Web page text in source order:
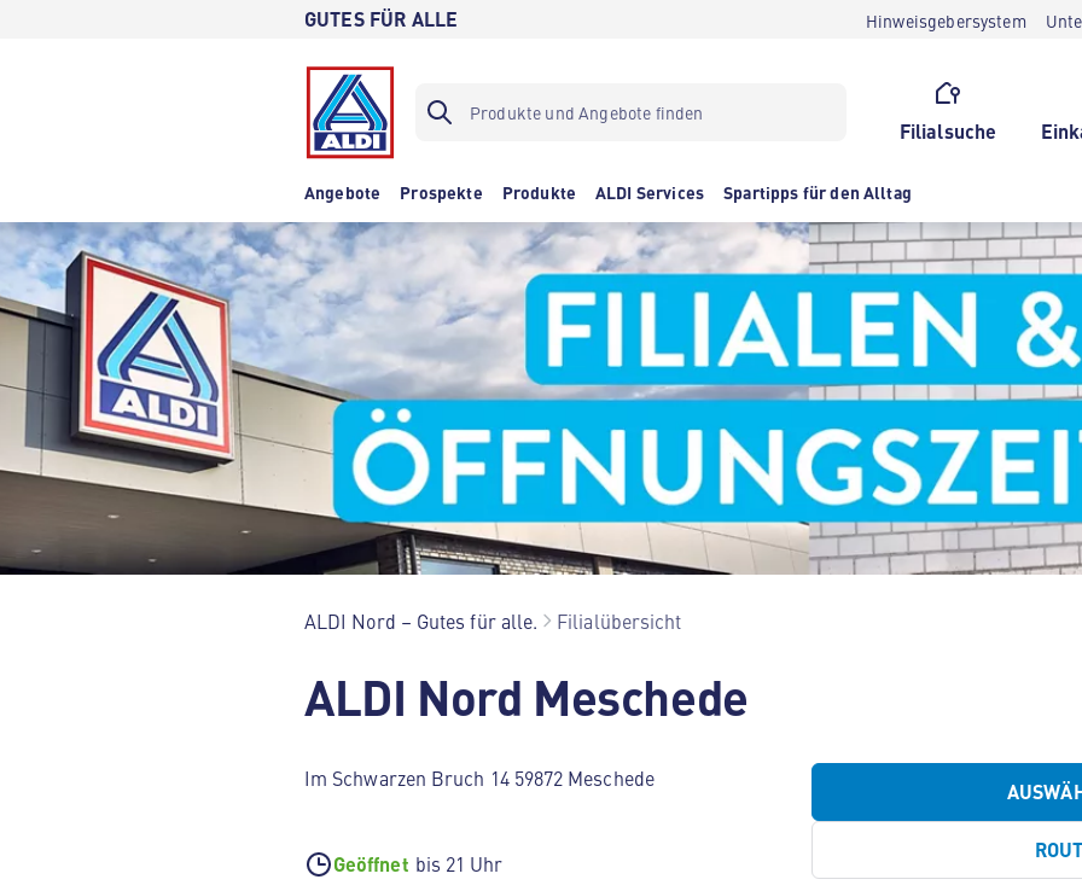
GUTES FÜR ALLE Hinweisgebersystem
Filialsuche
Angebote Prospekte Produkte ALDI Services Spartipps für den Alltag
ALDI Nord – Gutes für alle. Filialübersicht
ALDI Nord Meschede
Im Schwarzen Bruch 14 59872 Meschede
Geöffnet bis 21 Uhr